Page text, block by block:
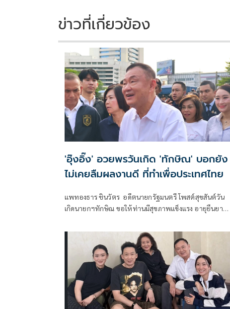
k k
ข่าวที่เกี่ยวข้อง
'อุ๊งอิ๊ง' อวยพรวันเกิด 'ทักษิณ' บอกยัง
ไม่เคยลืมผลงานดี ที่ทำเพื่อประเทศไทย
แพทองธาร ชินวัตร อดีตนายกรัฐมนตรี โพสต์สุขสันต์วัน
เกิดนายกฯทักษิณ ขอให้ท่านมีสุขภาพแข็งแรง อายุยืนยาว